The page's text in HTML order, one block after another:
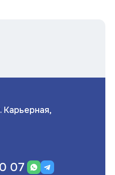
Карьерная,
07